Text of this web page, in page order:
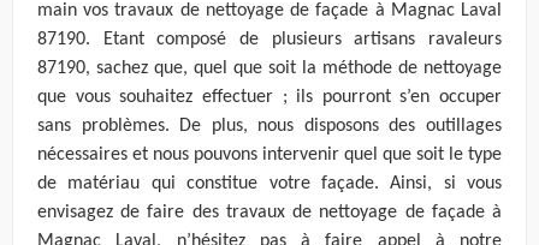
main vos travaux de nettoyage de façade à Magnac Laval
87190. Etant composé de plusieurs artisans ravaleurs
87190, sachez que, quel que soit la méthode de nettoyage
que vous souhaitez effectuer ; ils pourront s’en occuper
sans problèmes. De plus, nous disposons des outillages
nécessaires et nous pouvons intervenir quel que soit le type
de matériau qui constitue votre façade. Ainsi, si vous
envisagez de faire des travaux de nettoyage de façade à